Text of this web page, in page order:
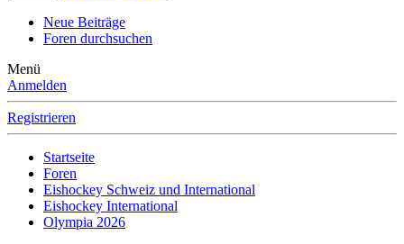
Neue Beiträge
Foren durchsuchen
Menü
Anmelden
Registrieren
Startseite
Foren
Eishockey Schweiz und International
Eishockey International
Olympia 2026